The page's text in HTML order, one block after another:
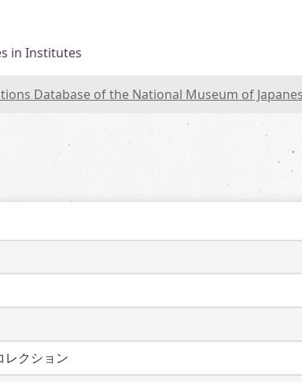
in Institutes
Database of the National Museum of
レクション